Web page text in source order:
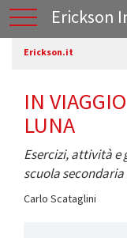
Erickson
Erickson.it
IN
LUNA
Esercizi, attività e
scuola
Carlo Scataglini